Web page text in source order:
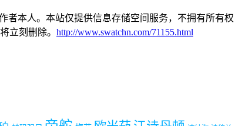
者本人。本站仅提供信息存储空间服务，不拥有所有
立刻删除。 http://www.swatchn.com/71155.html